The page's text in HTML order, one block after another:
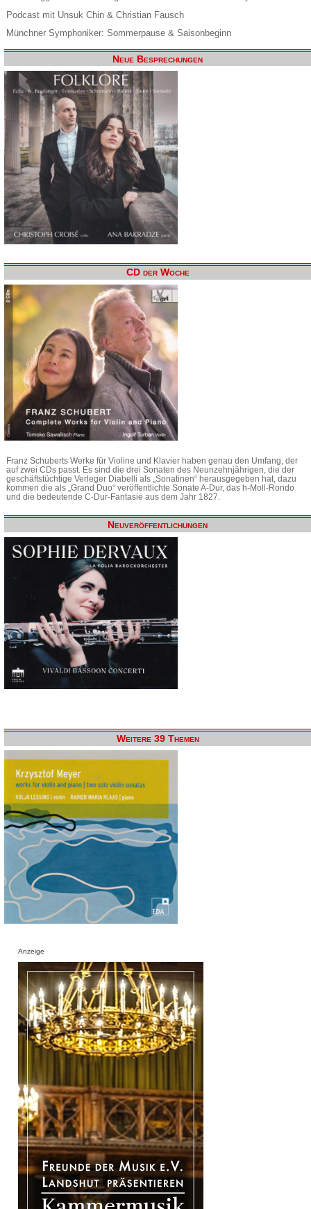
Podcast mit Unsuk Chin & Christian Fausch
Münchner Symphoniker: Sommerpause & Saisonbeginn
Neue Besprechungen
CD der Woche
Franz Schuberts Werke für Violine und Klavier haben genau den Umfang, der
auf zwei CDs passt. Es sind die drei Sonaten des Neunzehnjährigen, die der
geschäftstüchtige Verleger Diabelli als „Sonatinen“ herausgegeben hat, dazu
kommen die als „Grand Duo“ veröffentlichte Sonate A-Dur, das h-Moll-Rondo
und die bedeutende C-Dur-Fantasie aus dem Jahr 1827.
Neuveröffentlichungen
Weitere 39 Themen
Anzeige